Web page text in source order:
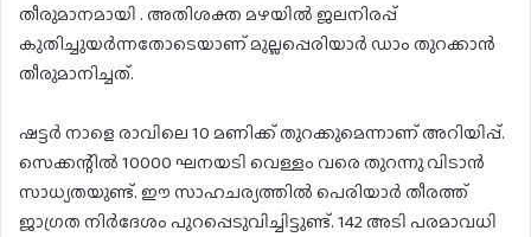
തീരുമാനമായി . അതിശക്ത മഴയിൽ ജലനിരപ്പ്
കുതിച്ചുയർന്നതോടെയാണ് മുല്ലപ്പെരിയാർ ഡാം തുറക്കാൻ
തീരുമാനിച്ചത്.
ഷട്ടർ നാളെ രാവിലെ 10 മണിക്ക് തുറക്കുമെന്നാണ് അറിയിപ്പ്.
സെക്കന്റിൽ 10000 ഘനയടി വെള്ളം വരെ തുറന്നു വിടാൻ
സാധ്യതയുണ്ട്. ഈ സാഹചര്യത്തിൽ പെരിയാർ തീരത്ത്
ജാഗ്രത നിർദേശം പുറപ്പെടുവിച്ചിട്ടുണ്ട്. 142 അടി പരമാവധി